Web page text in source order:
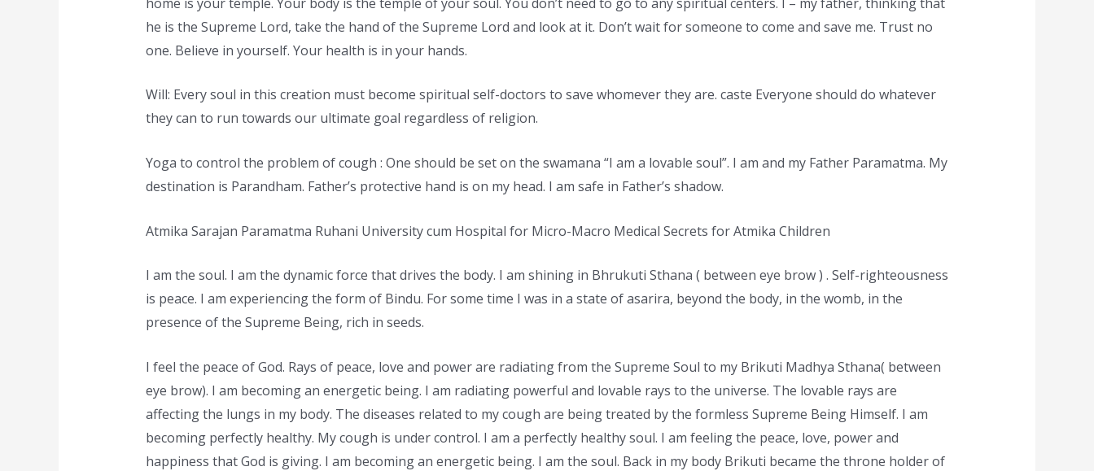
he is the Supreme Lord, take the hand of the Supreme Lord and look at it. Don’t wait for someone to come and save me. Trust no
one. Believe in yourself. Your health is in your hands.
Will: Every soul in this creation must become spiritual self-doctors to save whomever they are. caste Everyone should do whatever
they can to run towards our ultimate goal regardless of religion.
Yoga to control the problem of cough : One should be set on the swamana “I am a lovable soul”. I am and my Father Paramatma. My
destination is Parandham. Father’s protective hand is on my head. I am safe in Father’s shadow.
Atmika Sarajan Paramatma Ruhani University cum Hospital for Micro-Macro Medical Secrets for Atmika Children
I am the soul. I am the dynamic force that drives the body. I am shining in Bhrukuti Sthana ( between eye brow ) . Self-righteousness
is peace. I am experiencing the form of Bindu. For some time I was in a state of asarira, beyond the body, in the womb, in the
presence of the Supreme Being, rich in seeds.
I feel the peace of God. Rays of peace, love and power are radiating from the Supreme Soul to my Brikuti Madhya Sthana( between
eye brow). I am becoming an energetic being. I am radiating powerful and lovable rays to the universe. The lovable rays are
affecting the lungs in my body. The diseases related to my cough are being treated by the formless Supreme Being Himself. I am
becoming perfectly healthy. My cough is under control. I am a perfectly healthy soul. I am feeling the peace, love, power and
happiness that God is giving. I am becoming an energetic being. I am the soul. Back in my body Brikuti became the throne holder of